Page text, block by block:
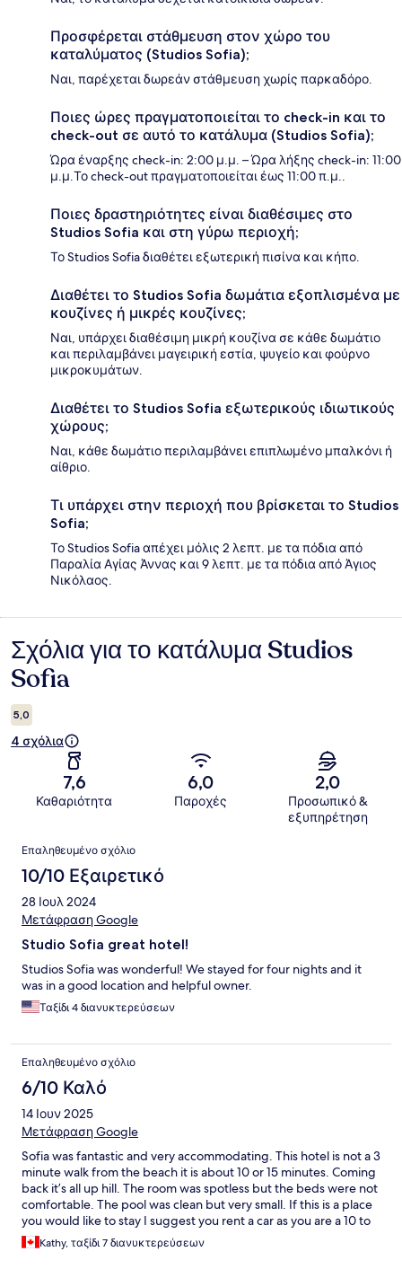
Προσφέρεται στάθμευση στον χώρο του
καταλύματος (Studios Sofia);
Ναι, παρέχεται δωρεάν στάθμευση χωρίς παρκαδόρο.
Ποιες ώρες πραγματοποιείται το check-in και το
check-out σε αυτό το κατάλυμα (Studios Sofia);
Ώρα έναρξης check-in: 2:00 μ.μ. – Ώρα λήξης check-in: 11:00
μ.μ.Το check-out πραγματοποιείται έως 11:00 π.μ..
Ποιες δραστηριότητες είναι διαθέσιμες στο
Studios Sofia και στη γύρω περιοχή;
Το Studios Sofia διαθέτει εξωτερική πισίνα και κήπο.
Διαθέτει το Studios Sofia δωμάτια εξοπλισμένα με
κουζίνες ή μικρές κουζίνες;
Ναι, υπάρχει διαθέσιμη μικρή κουζίνα σε κάθε δωμάτιο
και περιλαμβάνει μαγειρική εστία, ψυγείο και φούρνο
μικροκυμάτων.
Διαθέτει το Studios Sofia εξωτερικούς ιδιωτικούς
χώρους;
Ναι, κάθε δωμάτιο περιλαμβάνει επιπλωμένο μπαλκόνι ή
αίθριο.
Τι υπάρχει στην περιοχή που βρίσκεται το Studios
Sofia;
Το Studios Sofia απέχει μόλις 2 λεπτ. με τα πόδια από
Παραλία Αγίας Άννας και 9 λεπτ. με τα πόδια από Άγιος
Νικόλαος.
Σχόλια
Σχόλια για το κατάλυμα Studios
Sofia
5,0
4 σχόλια
7,6
Καθαριότητα
6,0
Παροχές
2,0
Προσωπικό &
εξυπηρέτηση
Σχόλια
Επαληθευμένο σχόλιο
10/10 Εξαιρετικό
28 Ιουλ 2024
Μετάφραση Google
Studio Sofia great hotel!
Studios Sofia was wonderful! We stayed for four nights and it
was in a good location and helpful owner.
Ταξίδι 4 διανυκτερεύσεων
Επαληθευμένο σχόλιο
6/10 Καλό
14 Ιουν 2025
Μετάφραση Google
Sofia was fantastic and very accommodating. This hotel is not a 3
minute walk from the beach it is about 10 or 15 minutes. Coming
back it’s all up hill. The room was spotless but the beds were not
comfortable. The pool was clean but very small. If this is a place
you would like to stay I suggest you rent a car as you are a 10 to
15 minute walk to restaurants.
Kathy, ταξίδι 7 διανυκτερεύσεων